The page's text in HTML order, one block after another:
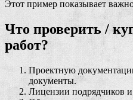
Этот пример показывает
Что проверить /
работ?
Проектную
документы.
Лицензии подрядчиков